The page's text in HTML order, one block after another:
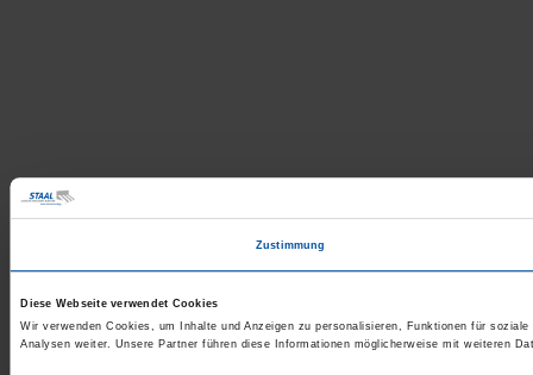
Zustimmung
Diese Webseite verwendet Cookies
Wir verwenden Cookies, um Inhalte und Anzeigen zu personalisieren, Funktionen für
Analysen weiter. Unsere Partner führen diese Informationen möglicherweise mit weiteren